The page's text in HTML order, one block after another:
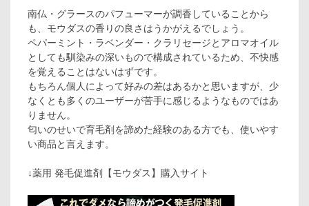
南仏・グラースのパフューマーが調香していることから
も、モウダスの香りの良さはうかがえるでしょう。
ペパーミント・ラベンダー・クラリセージとアロマオイル
としても馴染みの深いもので構成されているため、不快感
を覚えることはないはずです。
もちろん個人によって好みの差はあるかと思いますが、少
なくとも多くのユーザーが苦手に感じるようなものではあ
りません。
匂いのせいで育毛剤を諦めた経験のある方でも、使いやす
い商品と言えます。
↓薬用 発毛促進剤【モウダス】購入サイト